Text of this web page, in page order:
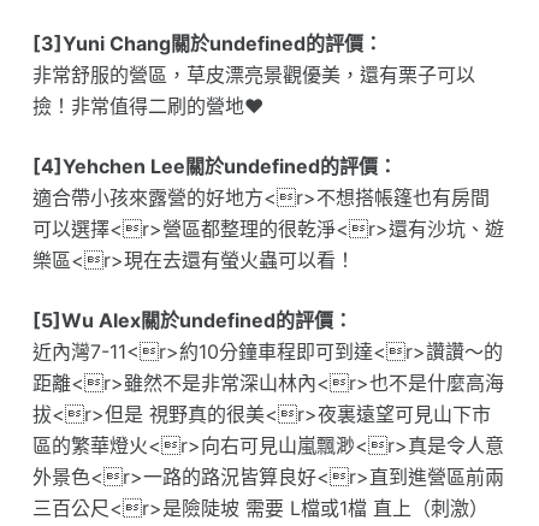
[3]Yuni Chang關於undefined的評價：
非常舒服的營區，草皮漂亮景觀優美，還有栗子可以
撿！非常值得二刷的營地❤️
[4]Yehchen Lee關於undefined的評價：
適合帶小孩來露營的好地方<r>不想搭帳篷也有房間
可以選擇<r>營區都整理的很乾淨<r>還有沙坑、遊
樂區<r>現在去還有螢火蟲可以看！
[5]Wu Alex關於undefined的評價：
近內灣7-11<r>約10分鐘車程即可到達<r>讚讚～的
距離<r>雖然不是非常深山林內<r>也不是什麼高海
拔<r>但是 視野真的很美<r>夜裏遠望可見山下市
區的繁華燈火<r>向右可見山嵐飄渺<r>真是令人意
外景色<r>一路的路況皆算良好<r>直到進營區前兩
三百公尺<r>是險陡坡 需要 L檔或1檔 直上（刺激）